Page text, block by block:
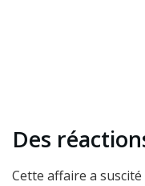
Des
Cette affaire a